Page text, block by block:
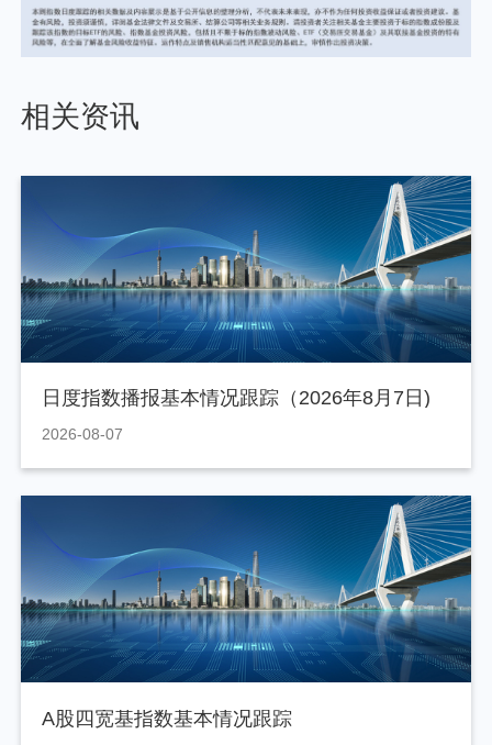
相关资讯
日度指数播报基本情况跟踪（2026年8月7日)
2026-08-07
A股四宽基指数基本情况跟踪